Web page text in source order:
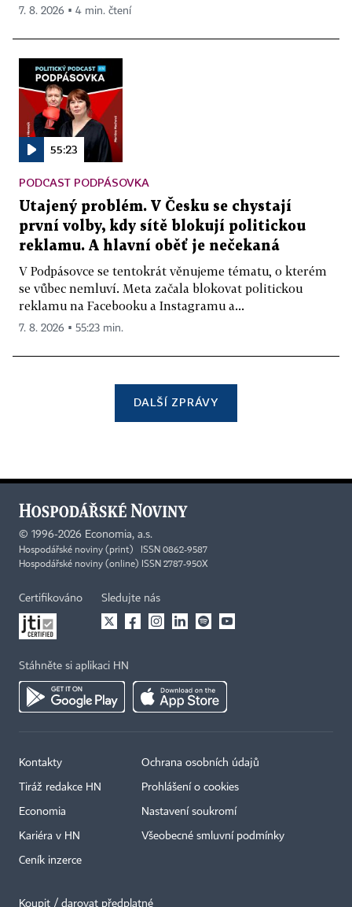
7. 8. 2026 ▪ 4 min. čtení
55:23
PODCAST PODPÁSOVKA
Utajený problém. V Česku se chystají
první volby, kdy sítě blokují politickou
reklamu. A hlavní oběť je nečekaná
V Podpásovce se tentokrát věnujeme tématu, o kterém
se vůbec nemluví. Meta začala blokovat politickou
reklamu na Facebooku a Instagramu a...
7. 8. 2026 ▪ 55:23 min.
DALŠÍ ZPRÁVY
© 1996-2026 Economia, a.s.
Hospodářské noviny (print) ISSN 0862-9587
Hospodářské noviny (online) ISSN 2787-950X
Certifikováno Sledujte nás
Stáhněte si aplikaci HN
Kontakty
Tiráž redakce HN
Economia
Kariéra v HN
Ceník inzerce
Ochrana osobních údajů
Prohlášení o cookies
Nastavení soukromí
Všeobecné smluvní podmínky
Koupit / darovat předplatné